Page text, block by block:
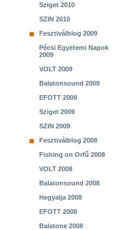
Sziget 2010
SZIN 2010
Fesztiválblog 2009
Pécsi Egyetemi Napok
2009
VOLT 2009
Balatonsound 2009
EFOTT 2009
Sziget 2009
SZIN 2009
Fesztiválblog 2008
Fishing on Orfű 2008
VOLT 2008
Balatonsound 2008
Hegyalja 2008
EFOTT 2008
Balatone 2008